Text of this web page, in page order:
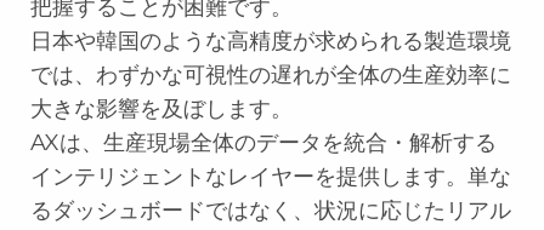
把握することが困難です。
日本や韓国のような高精度が求められる製造環境
では、わずかな可視性の遅れが全体の生産効率に
大きな影響を及ぼします。
AXは、生産現場全体のデータを統合・解析する
インテリジェントなレイヤーを提供します。単な
るダッシュボードではなく、状況に応じたリアル